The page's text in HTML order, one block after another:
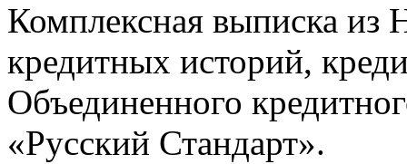
Комплексная выписка из
кредитных историй,
Объединенного
«Русский Стандарт».